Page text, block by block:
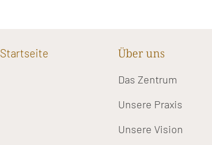
Startseite Über uns
Das Zentrum
Unsere Praxis
Unsere Vision